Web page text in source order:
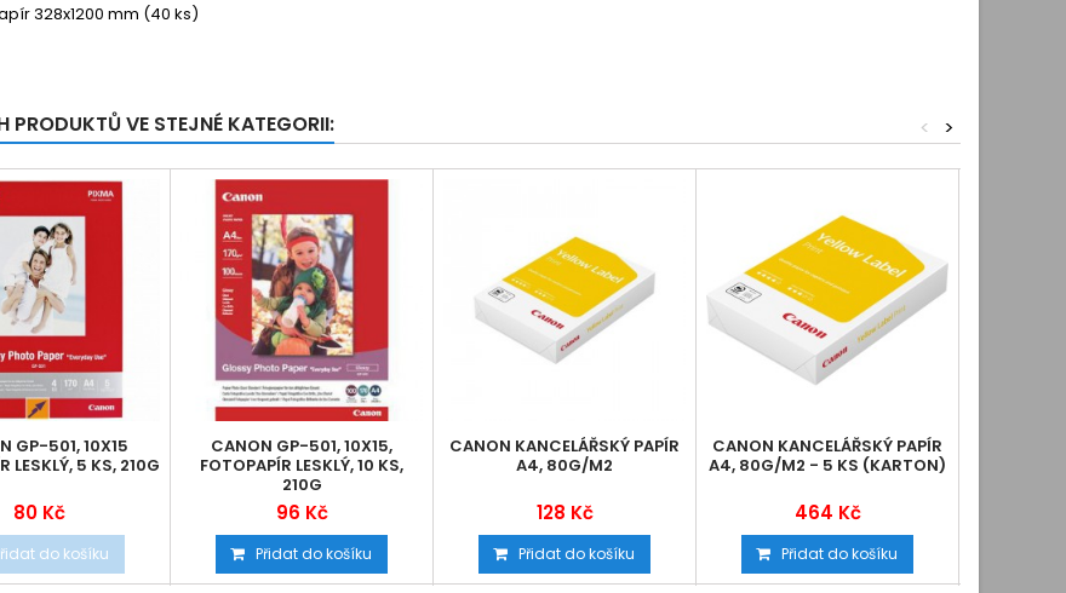
328x1200 mm (40 ks)
PRODUKTŮ VE STEJNÉ KATEGORII: >
<
GP-501, 10X15
LESKLÝ, 5 KS, 210G
80 Kč
do košíku
CANON GP-501, 10X15,
FOTOPAPÍR LESKLÝ, 10 KS,
210G
96 Kč
Přidat do košíku
CANON KANCELÁŘSKÝ PAPÍR
A4, 80G/M2
128 Kč
Přidat do košíku
CANON KANCELÁŘSKÝ PAPÍR
A4, 80G/M2 - 5 KS (KARTON)
464 Kč
Přidat do košíku